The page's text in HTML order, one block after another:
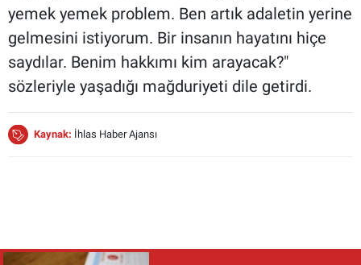
yemek yemek problem. Ben artık adaletin yerine
gelmesini istiyorum. Bir insanın hayatını hiçe
saydılar. Benim hakkımı kim arayacak?"
sözleriyle yaşadığı mağduriyeti dile getirdi.
Kaynak: İhlas Haber Ajansı